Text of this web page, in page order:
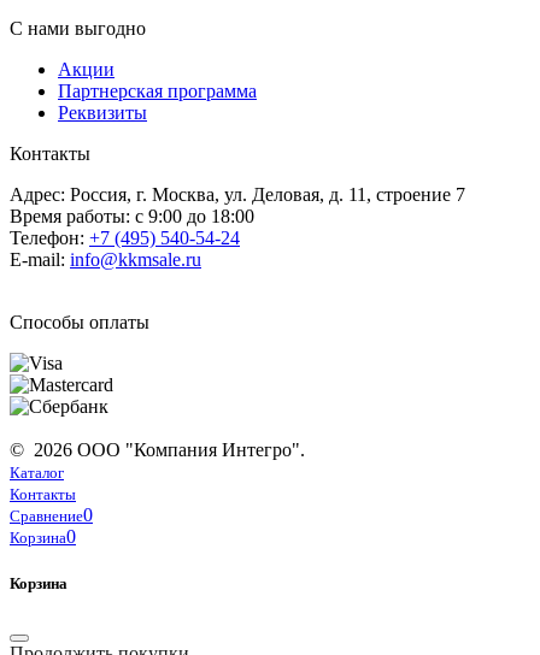
С нами выгодно
Акции
Партнерская программа
Реквизиты
Контакты
Адрес: Россия, г. Москва, ул. Деловая, д. 11, строение 7
Время работы: с 9:00 до 18:00
Телефон: +7 (495) 540-54-24
E-mail: info@kkmsale.ru
Способы оплаты
© 2026 ООО "Компания Интегро".
Каталог
Контакты
Сравнение0
Корзина0
Корзина